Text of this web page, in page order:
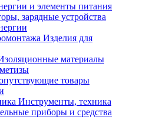
и элементы питания
зарядные устройства
Изделия для
материалы
товары
Инструменты, техника
приборы и средства